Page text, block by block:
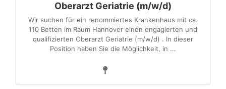
Oberarzt Geriatrie (m/w/d)
Wir suchen für ein renommiertes Krankenhaus mit ca.
110 Betten im Raum Hannover einen engagierten und
qualifizierten Oberarzt Geriatrie (m/w/d) . In dieser
Position haben Sie die Möglichkeit, in ...